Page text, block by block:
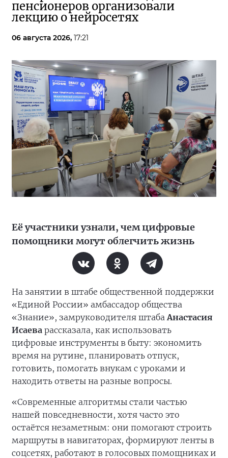
пенсионеров организовали
лекцию о нейросетях
06 августа 2026, 17:21
Её участники узнали, чем цифровые
помощники могут облегчить жизнь
На занятии в штабе общественной поддержки
«Единой России» амбассадор общества
«Знание», замруководителя штабаАнастасия
Исаева рассказала, как использовать
цифровые инструменты в быту: экономить
время на рутине, планировать отпуск,
готовить, помогать внукам с уроками и
находить ответы на разные вопросы.
«Современные алгоритмы стали частью
нашей повседневности, хотя часто это
остаётся незаметным: они помогают строить
маршруты в навигаторах, формируют ленты в
соцсетях, работают в голосовых помощниках и